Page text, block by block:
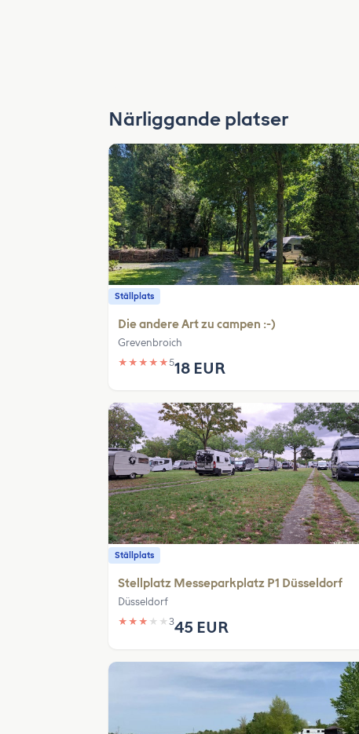
Närliggande platser
Ställplats
Die andere Art zu campen :-)
Grevenbroich
★ ★ ★ ★ ★518 EUR
Ställplats
Stellplatz Messeparkplatz P1 Düsseldorf
Düsseldorf
★ ★ ★ ★ ★ 345 EUR